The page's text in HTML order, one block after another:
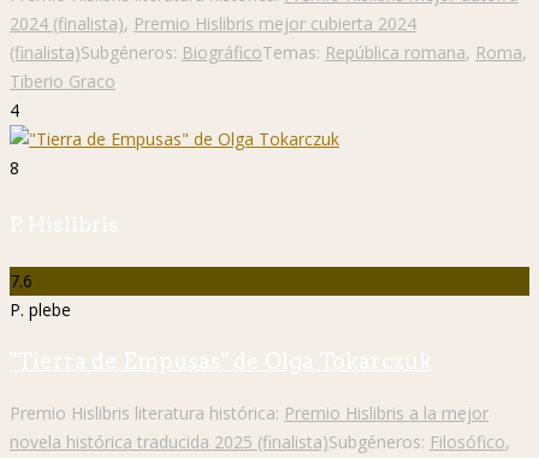
2024 (finalista), Premio Hislibris mejor cubierta 2024
(finalista)Subgéneros: BiográficoTemas: República romana, Roma,
Tiberio Graco
4
8
P. Hislibris
7.6
P. plebe
"Tierra de Empusas" de Olga Tokarczuk
Premio Hislibris literatura histórica: Premio Hislibris a la mejor
novela histórica traducida 2025 (finalista)Subgéneros: Filosófico,